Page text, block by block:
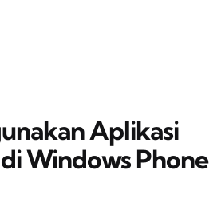
Aplikasi
Windows Phone